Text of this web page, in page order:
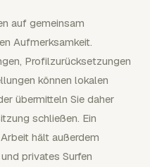
auf gemeinsam
Aufmerksamkeit.
Profilzurücksetzungen
können lokalen
übermitteln Sie daher
schließen. Ein
hält außerdem
privates Surfen